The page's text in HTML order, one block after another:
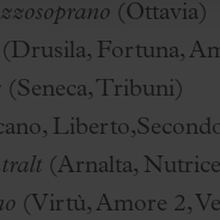
(Ottavia)
(Drusila, Fortuna,
(Seneca, Tribuni)
(Arnalta,
(Virtù, Amore 2,